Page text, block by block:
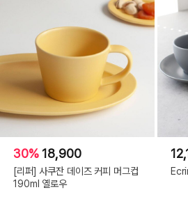
30% 18,900
[리퍼] 사쿠잔 데이즈 커피 머그컵
190ml 옐로우